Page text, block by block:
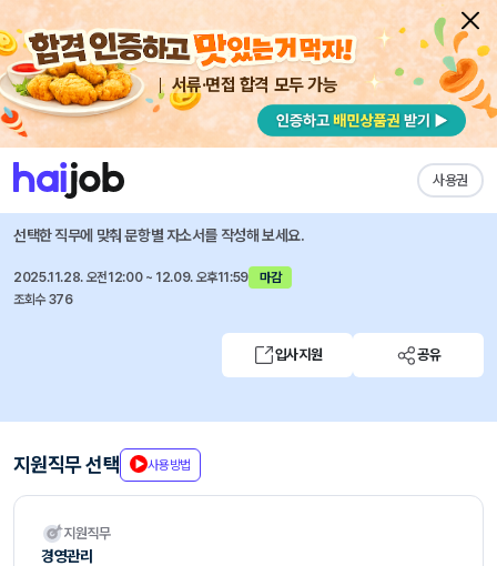
서류·면접 합격 모두 가능
사용권
채용공고 자소서 자유항목 자소서 내 작성목록
삼영무역(주) 즐겨찾기
신입사원 모집(경영관리/IT운영)
선택한 직무에 맞춰 문항별 자소서를 작성해 보세요.
2025.11.28. 오전12:00 ~ 12.09. 오후11:59
마감
조회수 376
입사지원 공유
지원직무 선택 사용방법
지원직무
경영관리